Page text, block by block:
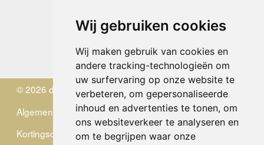
Wij gebruiken cookies
Wij maken gebruik van cookies en
andere tracking-technologieën om
uw surfervaring op onze website te
verbeteren, om gepersonaliseerde
inhoud en advertenties te tonen, om
ons websiteverkeer te analyseren en
om te begrijpen waar onze
Donderdag
10.00 - 12.30 en 13.30 - 17.00
Vrijdag 10.00 - 12.30 en 13.30 - 17.00
Zaterdag
gesloten
Zondag gesloten
© 2026 de Zwerver
Algemene Voorwaarden
Kortingscode